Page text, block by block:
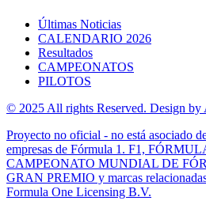
Últimas Noticias
CALENDARIO 2026
Resultados
CAMPEONATOS
PILOTOS
© 2025 All rights Reserved. Design by
Proyecto no oficial - no está asociado
empresas de Fórmula 1. F1,
CAMPEONATO MUNDIAL DE
GRAN PREMIO y marcas
Formula One Licensing B.V.